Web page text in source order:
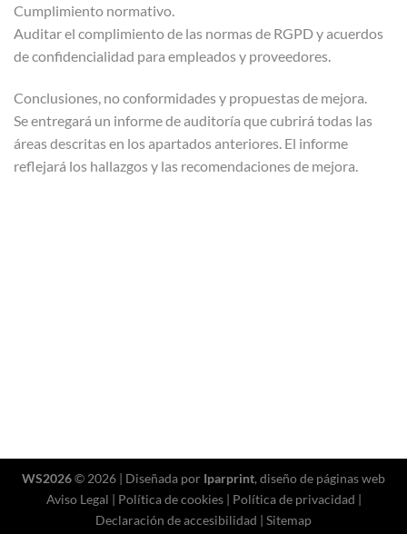
Cumplimiento normativo.
Auditar el complimiento de las normas de RGPD y acuerdos
de confidencialidad para empleados y proveedores.
Conclusiones, no conformidades y propuestas de mejora.
Se entregará un informe de auditoría que cubrirá todas las
áreas descritas en los apartados anteriores. El informe
reflejará los hallazgos y las recomendaciones de mejora.
WS2026© 2026 | Diseñada por Iparprint, diseño de páginas web
Aviso Legal | Política de cookies| Política de privacidad |
Declaración de accesibilidad | Sitemap